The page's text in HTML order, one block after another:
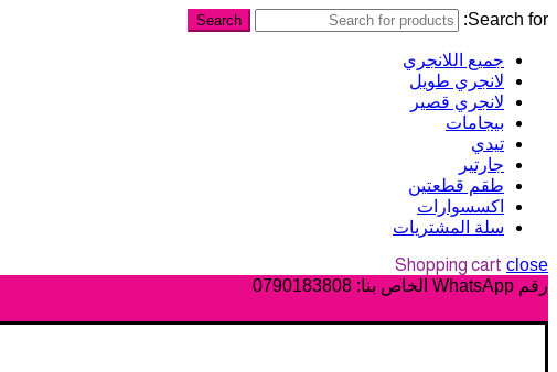
Search for:
Search
جميع اللانجري
لانجري طويل
لانجري قصير
بيجامات
تيدي
جارتير
طقم قطعتين
اكسسوارات
سلة المشتريات
Shopping cart close
رقم WhatsApp الخاص بنا:
0790183808